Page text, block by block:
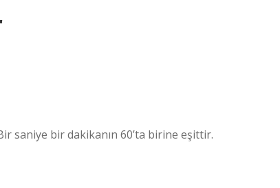
saniye bir dakikanın 60’ta birine eşittir.